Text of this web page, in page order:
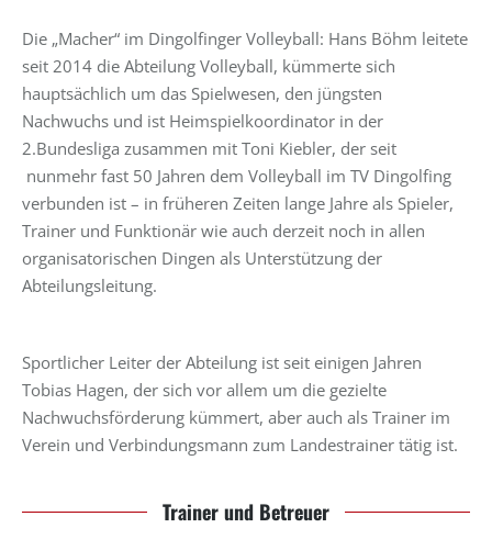
Die „Macher“ im Dingolfinger Volleyball: Hans Böhm leitete
seit 2014 die Abteilung Volleyball, kümmerte sich
hauptsächlich um das Spielwesen, den jüngsten
Nachwuchs und ist Heimspielkoordinator in der
2.Bundesliga zusammen mit Toni Kiebler, der seit
nunmehr fast 50 Jahren dem Volleyball im TV Dingolfing
verbunden ist – in früheren Zeiten lange Jahre als Spieler,
Trainer und Funktionär wie auch derzeit noch in allen
organisatorischen Dingen als Unterstützung der
Abteilungsleitung.
Sportlicher Leiter der Abteilung ist seit einigen Jahren
Tobias Hagen, der sich vor allem um die gezielte
Nachwuchsförderung kümmert, aber auch als Trainer im
Verein und Verbindungsmann zum Landestrainer tätig ist.
Trainer und Betreuer